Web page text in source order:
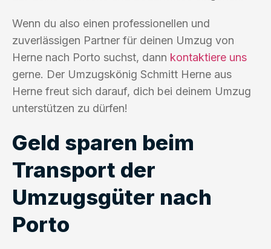
Wenn du also einen professionellen und
zuverlässigen Partner für deinen Umzug von
Herne nach Porto suchst, dann kontaktiere uns
gerne. Der Umzugskönig Schmitt Herne aus
Herne freut sich darauf, dich bei deinem Umzug
unterstützen zu dürfen!
Geld sparen beim
Transport der
Umzugsgüter nach
Porto